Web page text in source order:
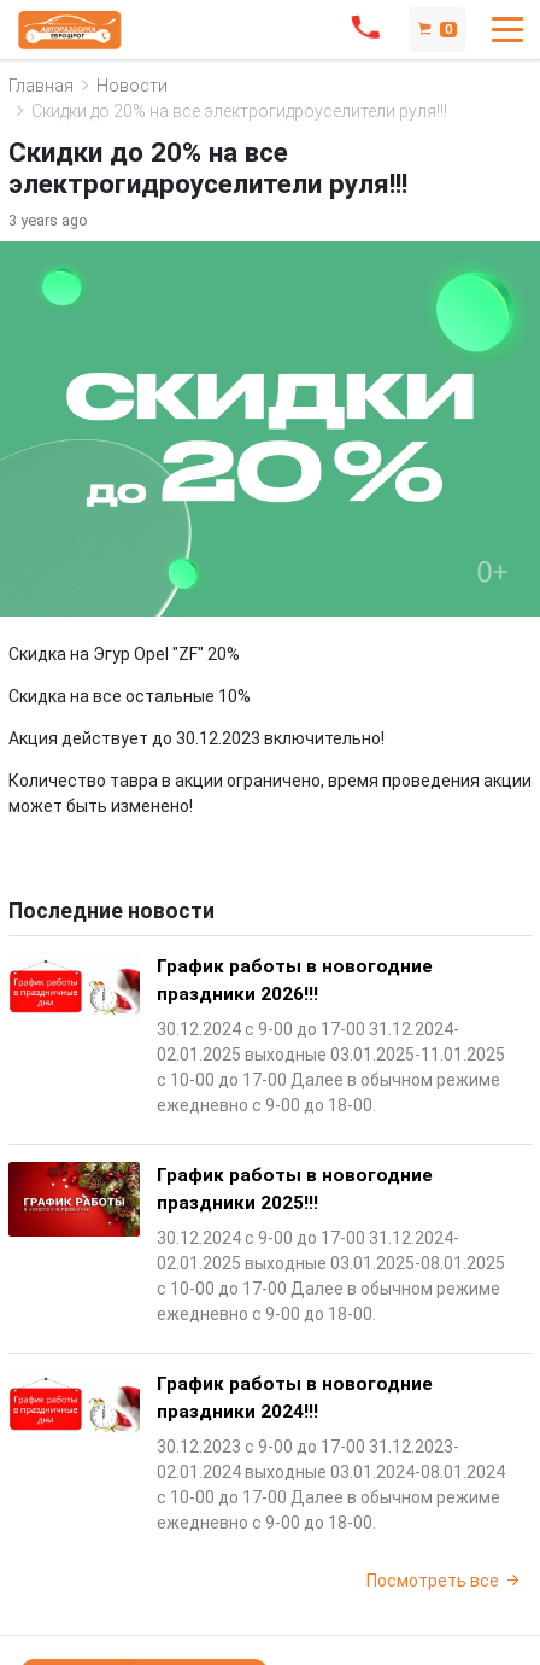
0
Главная
Новости
Скидки до 20% на все электрогидроуселители руля!!!
Скидки до 20% на все
электрогидроуселители руля!!!
3 years ago
Скидка на Эгур Opel "ZF" 20%
Скидка на все остальные 10%
Акция действует до 30.12.2023 включительно!
Количество тавра в акции ограничено, время проведения акции
может быть изменено!
Последние новости
График работы в новогодние
праздники 2026!!!
30.12.2024 с 9-00 до 17-00 31.12.2024-
02.01.2025 выходные 03.01.2025-11.01.2025
с 10-00 до 17-00 Далее в обычном режиме
ежедневно с 9-00 до 18-00.
График работы в новогодние
праздники 2025!!!
30.12.2024 с 9-00 до 17-00 31.12.2024-
02.01.2025 выходные 03.01.2025-08.01.2025
с 10-00 до 17-00 Далее в обычном режиме
ежедневно с 9-00 до 18-00.
График работы в новогодние
праздники 2024!!!
30.12.2023 с 9-00 до 17-00 31.12.2023-
02.01.2024 выходные 03.01.2024-08.01.2024
с 10-00 до 17-00 Далее в обычном режиме
ежедневно с 9-00 до 18-00.
Посмотреть все